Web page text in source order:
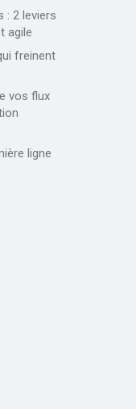
: 2 leviers
agile
freinent
vos flux
ligne